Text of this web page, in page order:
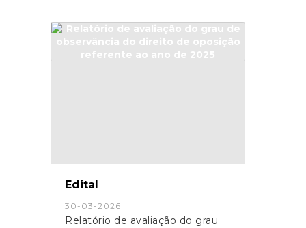
Edital
30-03-2026
Relatório de avaliação do grau